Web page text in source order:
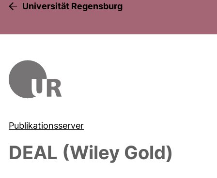
Universität Regensburg
Publikationsserver
DEAL (Wiley Gold)